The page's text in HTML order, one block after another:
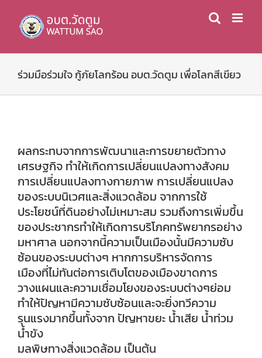
content
ร่วมมือร่วมใจ กู้ภัยโลกร้อน อบต.วัดตูม เพื่อโลกสีเขียว
ผลกระทบจากการพัฒนาและการขยายตัวทาง
เศรษฐกิจ ทำให้เกิดการเปลี่ยนแปลงทางสังคม
การเปลี่ยนแปลงทางกายภาพ การเปลี่ยนแปลง
ของระบบนิเวศและสิ่งแวดล้อม จากการใช้
ประโยชน์ที่ดินอย่างไม่เหมาะสม รวมถึงการเพิ่มขึ้น
ของประชากรทำให้เกิดการบริโภคทรัพยากรอย่าง
มหาศาล นอกจากนี้ความเป็นเมืองนั้นมีความซับ
ซ้อนของระบบต่างๆ หากการบริหารจัดการ
เมืองที่ไม่ทันต่อการเติบโตของเมืองขาดการ
วางแผนและความเชื่อมโยงของระบบต่างๆย่อม
ทำให้ปัญหามีความซับซ้อนและจะยิ่งทวีความ
รุนแรงมากขึ้นทั้งจาก ปัญหาขยะ น้ำเสีย น้ำท่วม
น้ำขัง
มลพิษทางสิ่งแวดล้อม เป็นต้น